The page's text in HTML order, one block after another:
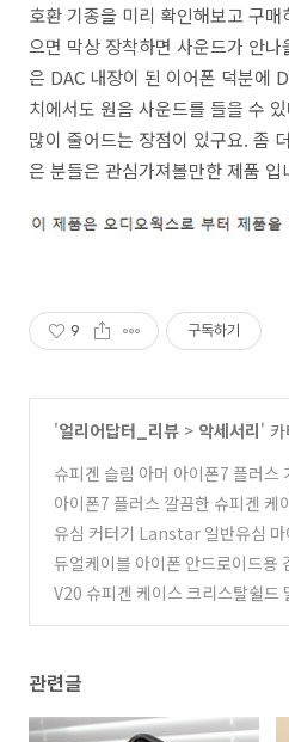
호환 기종을 미리 확인해보고 구
으면 막상 장착하면 사운드가 안
은 DAC 내장이 된 이어폰 덕분에
치에서도 원음 사운드를 들을 수
많이 줄어드는 장점이 있구요. 좀
은 분들은 관심가져볼만한 제품 입
9 구독하기
'얼리어답터_리뷰 > 악세서리' 카
슈피겐 슬림 아머 아이폰7 플러스
(2)
아이폰7 플러스 깔끔한 슈피겐 케
브리드 (1)
유심 커터기 Lanstar 일반유심 마
노 유심 만들기
(3)
듀얼케이블 아이폰 안드로이드용
케이블 (2)
V20 슈피겐 케이스 크리스탈쉴드
관련글